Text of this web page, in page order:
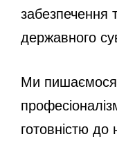
забезпечення
державного
Ми пишаємося
готовністю